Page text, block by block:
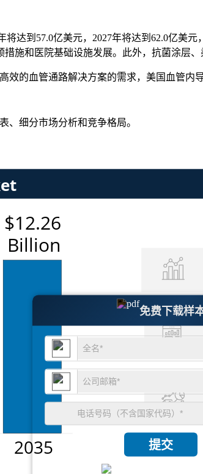
免费下载样
提交
达到57.0亿美元，2027年将达到62.0亿美
施和医院基础设施发展。此外，抗菌涂层
的血管通路解决方案的需求，美国血管内
、细分市场分析和竞争格局。